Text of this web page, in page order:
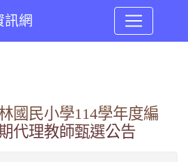
訊網
國民小學114學年度編
代理教師甄選公告